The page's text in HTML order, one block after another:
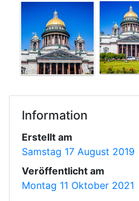
Information
Erstellt am
Samstag 17 August 2019
Veröffentlicht am
Montag 11 Oktober 2021